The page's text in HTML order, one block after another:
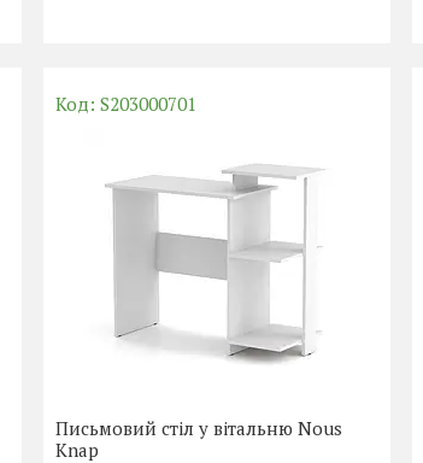
S203000701
Письмовий стіл у вітальню Nous
Knap